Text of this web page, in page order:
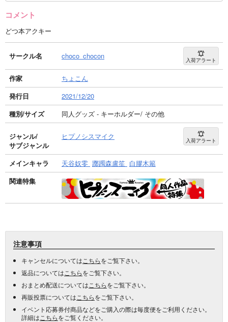
コメント
どつ本アクキー
サークル名 choco_chocon 入荷アラート
作家
ちょこん
発行日
2021/12/20
種別/サイズ
同人グッズ - キーホルダー/ その他
ジャンル/
サブジャンル
ヒプノシスマイク 入荷アラート
メインキャラ 天谷奴零 躑躅森盧笙 白膠木簓
関連特集
注意事項
キャンセルについては こちらをご覧下さい。
返品については こちらをご覧下さい。
おまとめ配送については こちらをご覧下さい。
再販投票については こちらをご覧下さい。
イベント応募券付商品などをご購入の際は毎度便をご利用ください。
詳細は こちらをご覧ください。